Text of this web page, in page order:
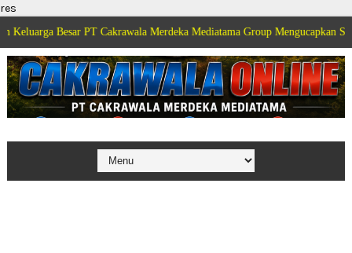
res
PT Cakrawala Merdeka Mediatama Group Mengucapkan Selamat